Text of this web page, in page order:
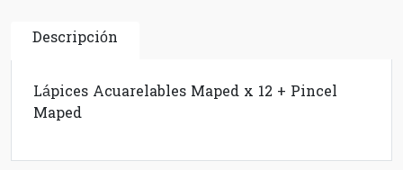
Descripción
Lápices Acuarelables Maped x 12 + Pincel
Maped